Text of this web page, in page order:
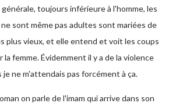
toujours inférieure à l'homme, les
sont même pas adultes sont mariées de
plus vieux, et elle entend et voit les coups
la femme. Évidemment il y a de la violence
je ne m'attendais pas forcément à ça.
on parle de l'imam qui arrive dans son